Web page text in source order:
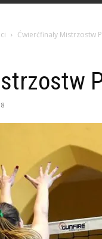
Ćwierćfinały Mistrzostw